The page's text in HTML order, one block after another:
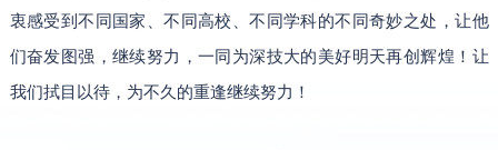
衷感受到不同国家、不同高校、不同学科的不同奇妙之处，让他
们奋发图强，继续努力，一同为深技大的美好明天再创辉煌！让
我们拭目以待，为不久的重逢继续努力！